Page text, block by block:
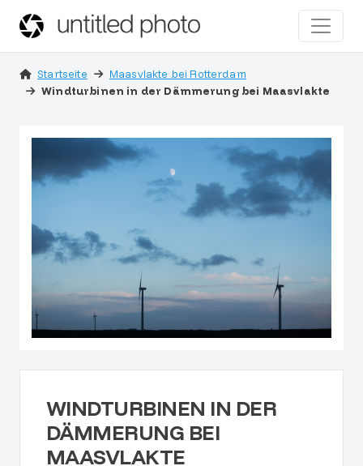
Startseite
Maasvlakte bei Rotterdam
Windturbinen in der Dämmerung bei Maasvlakte
WINDTURBINEN IN DER
DÄMMERUNG BEI
MAASVLAKTE